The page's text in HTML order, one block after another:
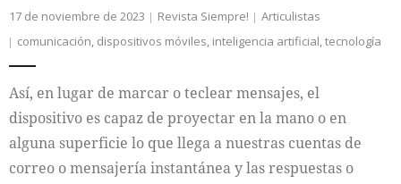
17 de noviembre de 2023 Revista Siempre!
Articulistas
comunicación, dispositivos móviles, inteligencia artificial,tecnología
Así, en lugar de marcar o teclear mensajes, el
dispositivo es capaz de proyectar en la mano o en
alguna superficie lo que llega a nuestras cuentas de
correo o mensajería instantánea y las respuestas o